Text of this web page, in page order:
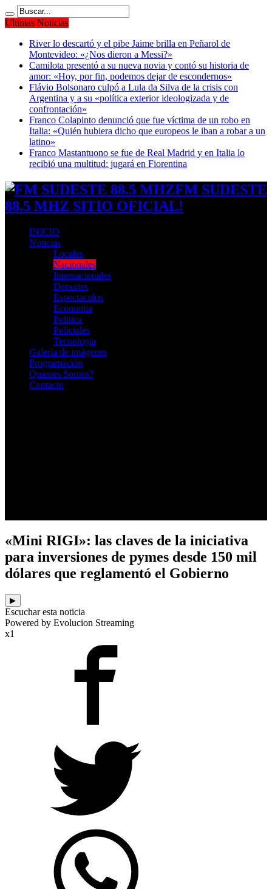
Ultimas Noticias
River lo descartó y el pibe Jaime brilla en Peñarol de
Montevideo: «¿Nos dieron a Messi?»
Camilota presentó a su nueva novia y contó su historia de
amor: «Hoy, por fin, podemos dejar de escondernos»
Flávio Bolsonaro culpó a Lula da Silva de la crisis con
Argentina y a su «política exterior ideologizada y de
confrontación»
Franco Colapinto denunció que fue víctima de un robo en
Italia: «Quién hubiera dicho que europeos le iban a robar a un
latino»
Franco Mastantuono se fue de Real Madrid y en Italia lo
recibió una multitud: jugará en Fiorentina
FM SUDESTE
88.5 MHZ SITIO OFICIAL!
INICIO
Noticias
Locales
Nacionales
Internacionales
Deportes
Espectaculos
Economia
Politica
Policiales
Tecnologia
Galería de imágenes
Programación
Quienes Somos?
Contacto
«Mini RIGI»: las claves de la iniciativa
para inversiones de pymes desde 150 mil
dólares que reglamentó el Gobierno
▶
Escuchar esta noticia
Powered by Evolucion Streaming
x1